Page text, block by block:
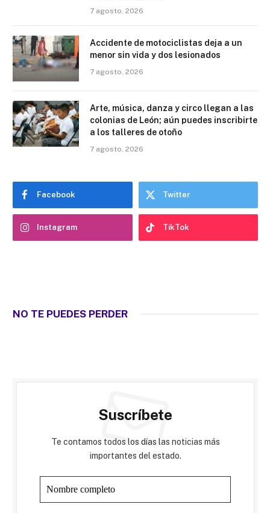
7 agosto, 2026
Accidente de motociclistas deja a un
menor sin vida y dos lesionados
7 agosto, 2026
Arte, música, danza y circo llegan a las
colonias de León; aún puedes inscribirte
a los talleres de otoño
7 agosto, 2026
Facebook Twitter
Instagram TikTok
NO TE PUEDES PERDER
Suscríbete
Te contamos todos los días las noticias más
importantes del estado.